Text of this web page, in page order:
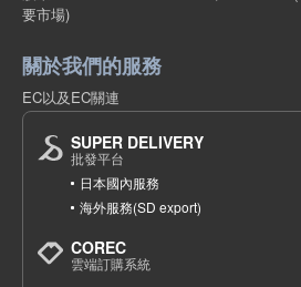
要市場)
關於我們的服務
EC以及EC關連
SUPER DELIVERY
批發平台
日本國內服務
海外服務(SD export)
COREC
雲端訂購系統